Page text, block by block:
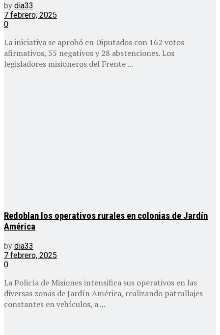
by dia33
7 febrero, 2025
0
La iniciativa se aprobó en Diputados con 162 votos
afirmativos, 55 negativos y 28 abstenciones. Los
legisladores misioneros del Frente ...
Redoblan los operativos rurales en colonias de Jardín
América
by dia33
7 febrero, 2025
0
La Policía de Misiones intensifica sus operativos en las
diversas zonas de Jardín América, realizando patrullajes
constantes en vehículos, a ...